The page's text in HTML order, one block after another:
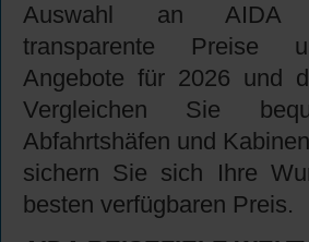
Auswahl an AIDA
transparente Preise
Angebote für 2026 und
Vergleichen Sie
Abfahrtshäfen und
sichern Sie sich Ihre
besten verfügbaren Preis.